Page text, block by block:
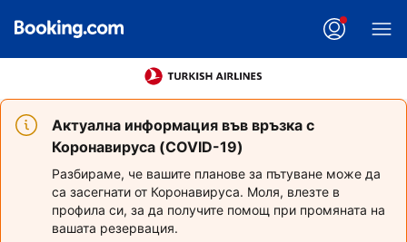
Актуална информация във връзка с
Коронавируса (COVID-19)
Разбираме, че вашите планове за пътуване може да
са засегнати от Коронавируса. Моля, влезте в
профила си, за да получите помощ при промяната на
вашата резервация.